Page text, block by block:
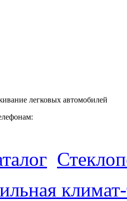
легковых автомобилей